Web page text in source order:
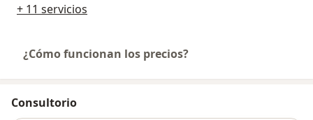
+ 11 servicios
¿Cómo funcionan los precios?
Consultorio